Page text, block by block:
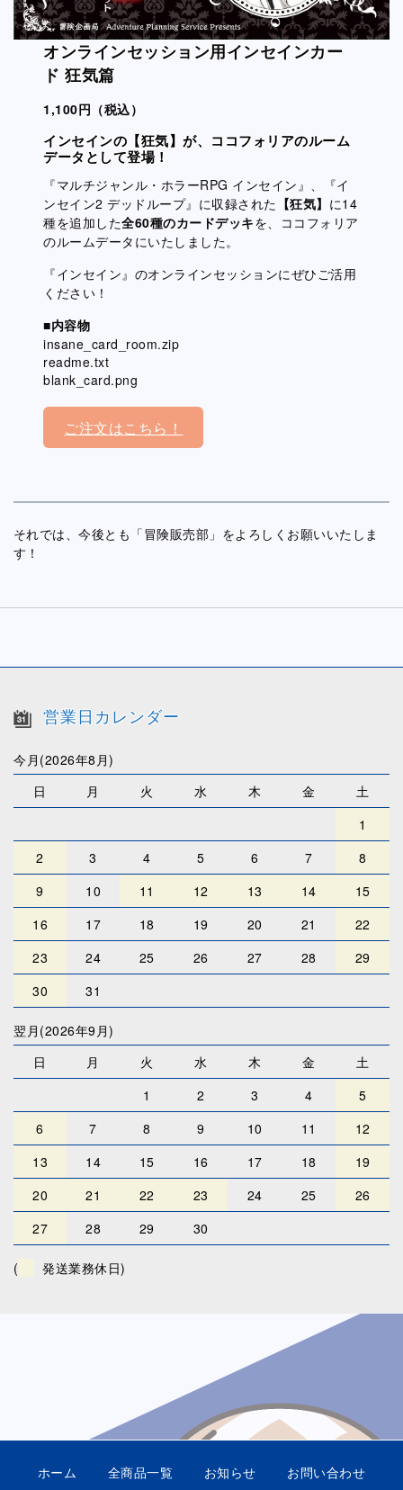
オンラインセッション用インセインカー
ド 狂気篇
1,100円（税込）
インセインの【狂気】が、ココフォリアのルーム
データとして登場！
『マルチジャンル・ホラーRPG インセイン』、『イ
ンセイン2 デッドループ』に収録された 【狂気】 に14
種を追加した全60種のカードデッキを、ココフォリア
のルームデータにいたしました。
『インセイン』のオンラインセッションにぜひご活用
ください！
■内容物
insane_card_room.zip
readme.txt
blank_card.png
ご注文はこちら！
それでは、今後とも「冒険販売部」をよろしくお願いいたしま
す！
営業日カレンダー
今月(2026年8月)
日
月 火 水 木 金
土
1
2
3 4 5 6 7
8
9
10 11 12 13 14
15
16
17 18 19 20 21
22
23
24 25 26 27 28
29
30
31
翌月(2026年9月)
日
月 火 水 木 金
土
1
2 3 4
5
6
7 8 9 10 11
12
13
14 15 16 17 18
19
20
21 22 23 24 25
26
27
28 29 30
( 発送業務休日)
ホーム 全商品一覧 お知らせ お問い合わせ